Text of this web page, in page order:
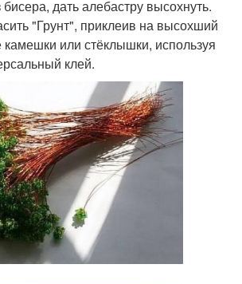
дать алебастру высохнуть.
"Грунт", приклеив на высохший
или стёклышки, используя
клей.